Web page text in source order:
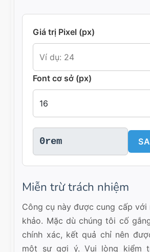
Giá trị Pixel (px)
Font cơ sở (px)
0rem
Miễn trừ trách nhiệm
Công cụ này được cung cấp với
khảo. Mặc dù chúng tôi cố
chính xác, kết quả chỉ nên
một sự gợi ý. Vui lòng kiểm